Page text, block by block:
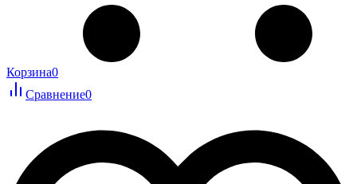
Корзина0
Сравнение0